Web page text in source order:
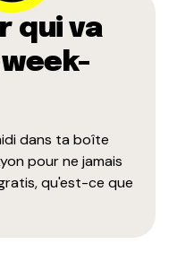
qui va
dans ta boîte
pour ne jamais
qu'est-ce que